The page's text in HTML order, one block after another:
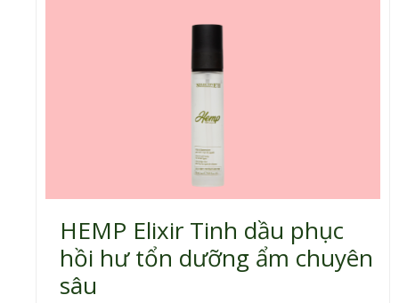
HEMP Elixir Tinh dầu phục
hồi hư tổn dưỡng ẩm chuyên
sâu